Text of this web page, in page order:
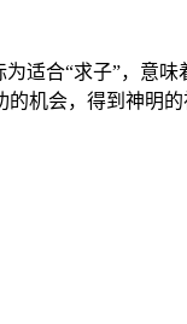
适合“求子”，意
机会，得到神明的